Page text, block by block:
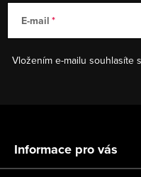
E-mail
Vložením e-mailu souhlasíte s
p
Informace pro vás